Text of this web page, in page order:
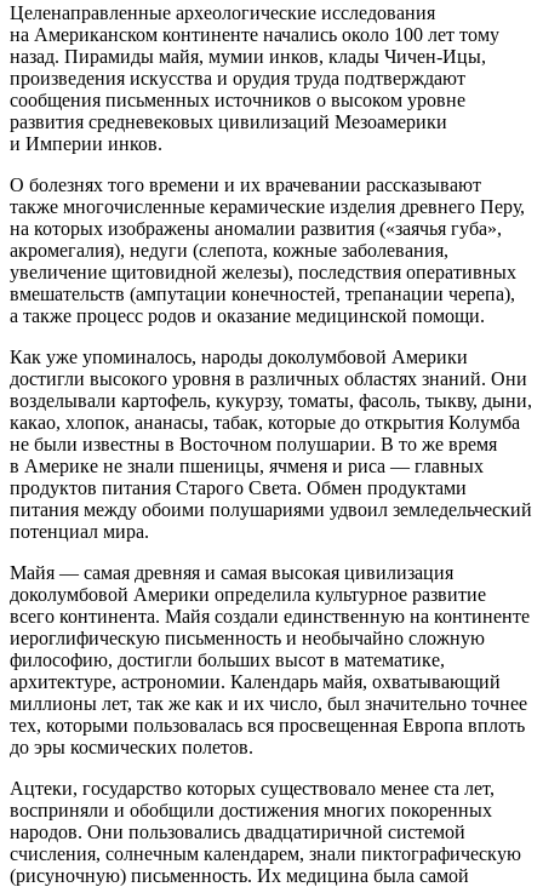
Целенаправленные археологические исследования
на Американском континенте начались около 100 лет тому
назад. Пирамиды майя, мумии инков, клады Чичен-Ицы,
произведения искусства и орудия труда подтверждают
сообщения письменных источников о высоком уровне
развития средневековых цивилизаций Мезоамерики
и Империи инков.
О болезнях того времени и их врачевании рассказывают
также многочисленные керамические изделия древнего Перу,
на которых изображены аномалии развития («заячья губа»,
акромегалия), недуги (слепота, кожные заболевания,
увеличение щитовидной железы), последствия оперативных
вмешательств (ампутации конечностей, трепанации черепа),
а также процесс родов и оказание медицинской помощи.
Как уже упоминалось, народы доколумбовой Америки
достигли высокого уровня в различных областях знаний. Они
возделывали картофель, кукурзу, томаты, фасоль, тыкву, дыни,
какао, хлопок, ананасы, табак, которые до открытия Колумба
не были известны в Восточном полушарии. В то же время
в Америке не знали пшеницы, ячменя и риса — главных
продуктов питания Старого Света. Обмен продуктами
питания между обоими полушариями удвоил земледельческий
потенциал мира.
Майя — самая древняя и самая высокая цивилизация
доколумбовой Америки определила культурное развитие
всего континента. Майя создали единственную на континенте
иероглифическую письменность и необычайно сложную
философию, достигли больших высот в математике,
архитектуре, астрономии. Календарь майя, охватывающий
миллионы лет, так же как и их число, был значительно точнее
тех, которыми пользовалась вся просвещенная Европа вплоть
до эры космических полетов.
Ацтеки, государство которых существовало менее ста лет,
восприняли и обобщили достижения многих покоренных
народов. Они пользовались двадцатиричной системой
счисления, солнечным календарем, знали пиктографическую
(рисуночную) письменность. Их медицина была самой